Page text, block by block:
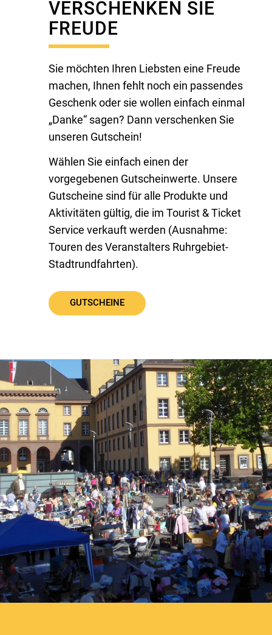
VERSCHENKEN SIE
FREUDE
Sie möchten Ihren Liebsten eine Freude
machen, Ihnen fehlt noch ein passendes
Geschenk oder sie wollen einfach einmal
„Danke“ sagen? Dann verschenken Sie
unseren Gutschein!
Wählen Sie einfach einen der
vorgegebenen Gutscheinwerte. Unsere
Gutscheine sind für alle Produkte und
Aktivitäten gültig, die im Tourist & Ticket
Service verkauft werden (Ausnahme:
Touren des Veranstalters Ruhrgebiet-
Stadtrundfahrten).
GUTSCHEINE